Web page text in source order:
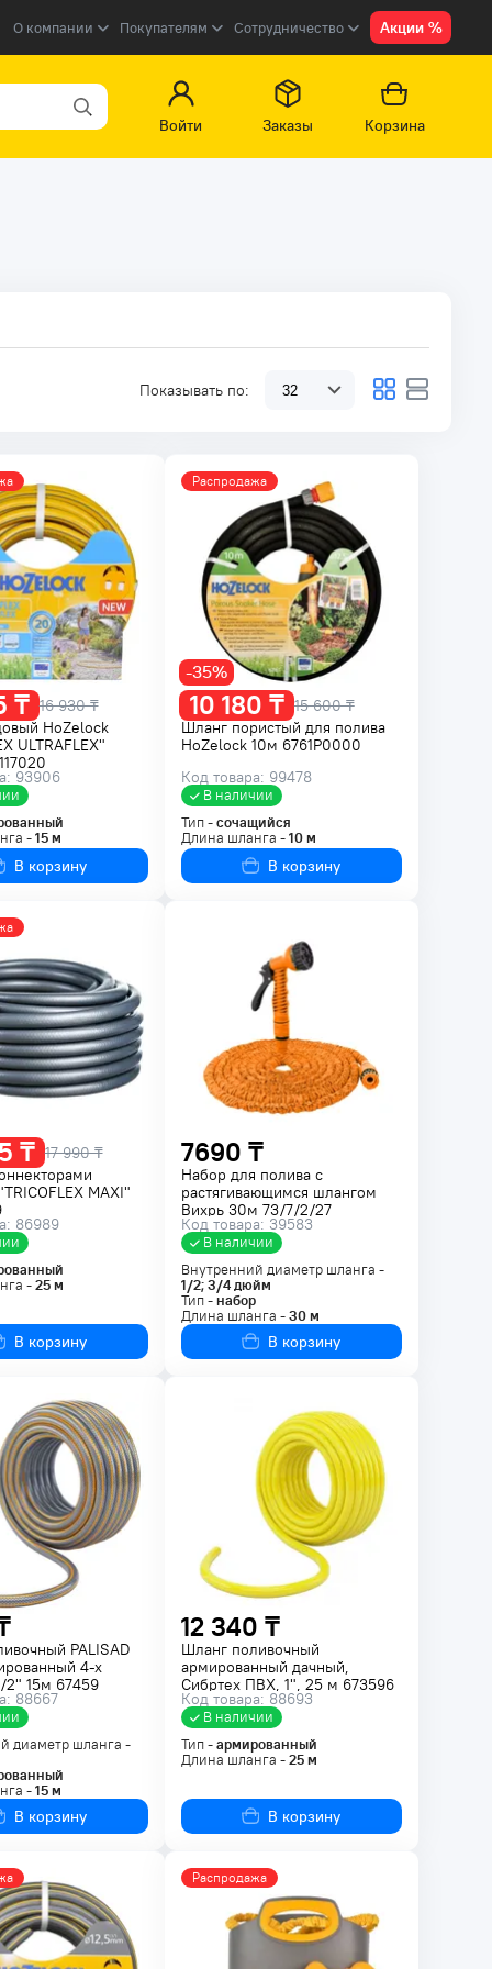
О компании Покупателям Сотрудничество Акции %
Войти
Заказы Корзина
Показывать по:
₸ 16 930 ₸
HoZelock
ULTRAFLEX"
93906
-15м
В корзину
Распродажа
10 180 ₸ 15 600 ₸
-35%
Шланг пористый для полива
HoZelock 10м 6761P0000
Код товара: 99478
В наличии
Тип -сочащийся
Длина шланга -10м
В корзину
₸ 17 990 ₸
MAXI"
86989
-25м
В корзину
7690 ₸
Набор для полива с
растягивающимся шлангом
Вихрь 30м 73/7/2/27
Код товара: 39583
В наличии
Внутренний диаметр шланга -
1/2; 3/4дюйм
Тип -набор
Длина шланга -30м
В корзину
PALISAD
4-х
2" 15м 67459
88667
диаметр шланга -
-15м
В корзину
12 340 ₸
Шланг поливочный
армированный дачный,
Сибртех ПВХ, 1", 25 м 673596
Код товара: 88693
В наличии
Тип -армированный
Длина шланга -25м
В корзину
Распродажа